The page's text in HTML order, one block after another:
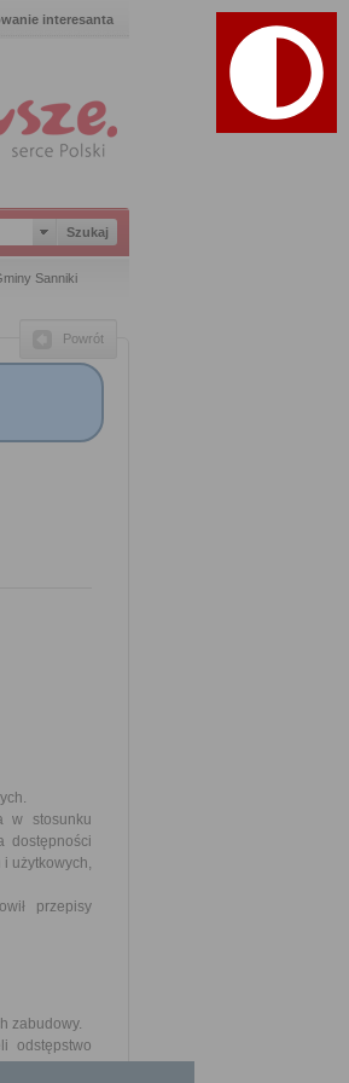
interesanta
Sanniki
Powrót
w stosunku
dostępności
użytkowych,
przepisy
zabudowy.
odstępstwo